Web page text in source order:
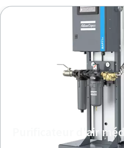
Purificateur d'air